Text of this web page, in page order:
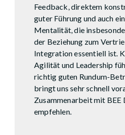
Feedback, direktem
guter Führung und auch
Mentalität, die
der Beziehung zum
Integration essentiell ist.
Agilität und Leadership
richtig guten Rundum-
bringt uns sehr schnell
Zusammenarbeit mit
empfehlen.